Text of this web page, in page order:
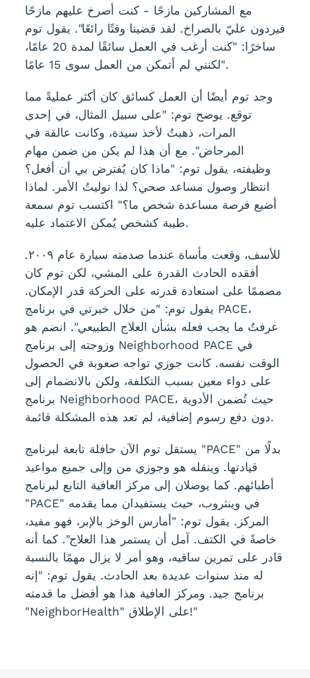
مع المشاركين مازحًا - كنت أصرخ عليهم مازحًا
فيردون عليّ بالصراخ. لقد قضينا وقتًا رائعًا". يقول توم
ساخرًا: "كنت أرغب في العمل سائقًا لمدة 20 عامًا،
لكنني لم أتمكن من العمل سوى 15 عامًا".
وجد توم أيضًا أن العمل كسائق كان أكثر عمليةً مما
توقع. يوضح توم: "على سبيل المثال، في إحدى
المرات، ذهبتُ لأخذ سيدة، وكانت عالقة في
المرحاض". مع أن هذا لم يكن من ضمن مهام
وظيفته، يقول توم: "ماذا كان يُفترض بي أن أفعل؟
انتظار وصول مساعد صحي؟ لذا توليتُ الأمر. لماذا
أضيع فرصة مساعدة شخص ما؟" اكتسب توم سمعة
طيبة كشخص يُمكن الاعتماد عليه.
للأسف، وقعت مأساة عندما صدمته سيارة عام ٢٠٠٩.
أفقده الحادث القدرة على المشي، لكن توم كان
مصممًا على استعادة قدرته على الحركة قدر الإمكان.
يقول توم: "من خلال خبرتي في برنامج PACE،
عرفتُ ما يجب فعله بشأن العلاج الطبيعي". انضم هو
وزوجته إلى برنامج Neighborhood PACE في
الوقت نفسه. كانت جوزي تواجه صعوبة في الحصول
على دواء معين بسبب التكلفة، ولكن بالانضمام إلى
برنامج Neighborhood PACE، حيث تُضمن الأدوية
دون دفع رسوم إضافية، لم تعد هذه المشكلة قائمة.
يستقل توم الآن حافلة تابعة لبرنامج "PACE" بدلًا من
قيادتها. وينقله هو وجوزي من وإلى جميع مواعيد
أطبائهم. كما يوصلان إلى مركز العافية التابع لبرنامج
"PACE" في وينثروب، حيث يستفيدان مما يقدمه
المركز. يقول توم: "أمارس الوخز بالإبر، فهو مفيد،
خاصةً في الكتف. آمل أن يستمر هذا العلاج". كما أنه
قادر على تمرين ساقيه، وهو أمر لا يزال مهمًا بالنسبة
له منذ سنوات عديدة بعد الحادث. يقول توم: "إنه
برنامج جيد. ومركز العافية هذا هو أفضل ما قدمته
"NeighborHealth" على الإطلاق!"